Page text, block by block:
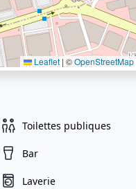
Leaflet | ©OpenStreetMap
Toilettes publiques
Bar
Laverie